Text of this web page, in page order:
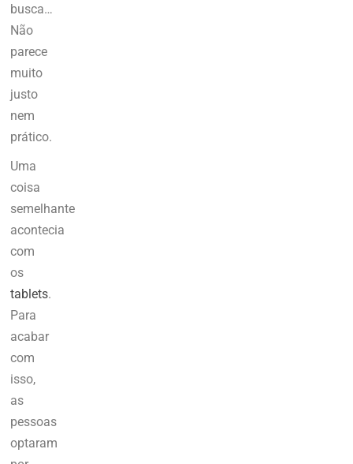
busca…
Não
parece
muito
justo
nem
prático.
Uma
coisa
semelhante
acontecia
com
os
tablets.
Para
acabar
com
isso,
as
pessoas
optaram